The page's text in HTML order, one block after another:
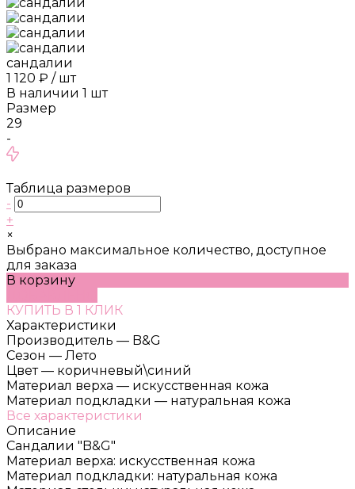
сандалии
1 120 ₽ / шт
В наличии 1 шт
Размер
29
-
Таблица размеров
-
+
×
Выбрано максимальное количество, доступное
для заказа
В корзину
КУПИТЬ В 1 КЛИК
Характеристики
Производитель — B&G
Сезон — Лето
Цвет — коричневый\синий
Материал верха — искусственная кожа
Материал подкладки — натуральная кожа
Все характеристики
Описание
Сандалии "B&G"
Материал верха: искусственная кожа
Материал подкладки: натуральная кожа